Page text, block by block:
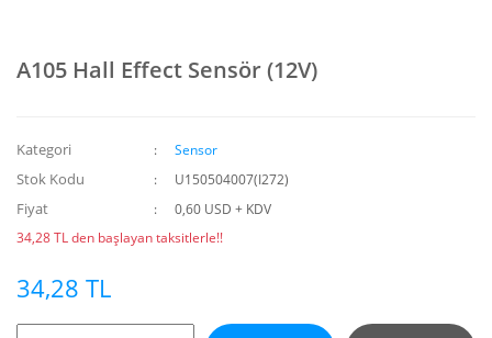
A105 Hall Effect Sensör (12V)
Kategori Sensor
Stok Kodu U150504007(I272)
Fiyat
0,60 USD + KDV
34,28 TL den başlayan taksitlerle!!
34,28 TL